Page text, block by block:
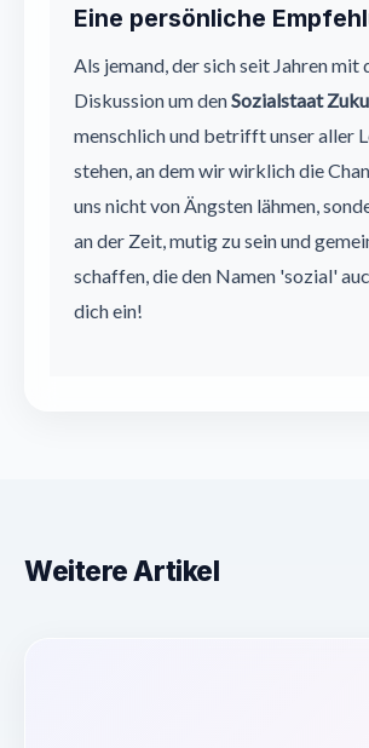
Eine persönliche
Als jemand, der sich seit Jahren
Diskussion um denSozialstaat
menschlich und betrifft unser aller
stehen, an dem wir wirklich die
uns nicht von Ängsten lähmen,
an der Zeit, mutig zu sein und
schaffen, die den Namen 'sozial'
dich ein!
Weitere Artikel